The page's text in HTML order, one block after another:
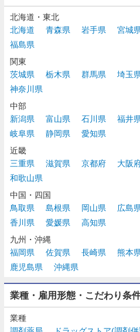
北海道・東北
北海道
青森県 岩手県 宮城
福島県
関東
茨城県
栃木県 群馬県 埼玉
神奈川県
中部
新潟県
富山県 石川県 福井
岐阜県
静岡県
愛知県
近畿
三重県
滋賀県 京都府 大阪
和歌山県
中国・四国
鳥取県
島根県 岡山県 広島
香川県
愛媛県
高知県
九州・沖縄
福岡県
佐賀県 長崎県 熊本
鹿児島県
沖縄県
業種・雇用形態・こだわり条
業種